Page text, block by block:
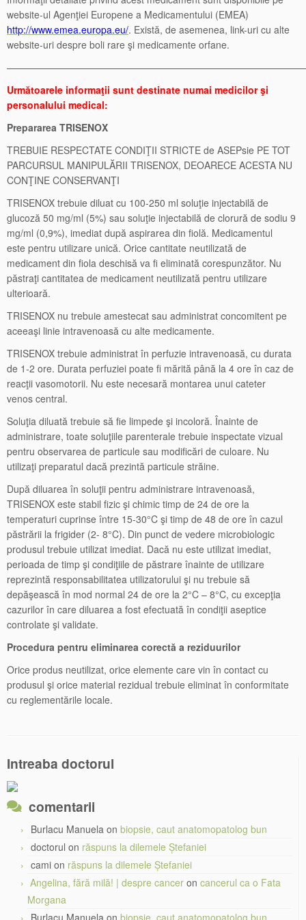
website-ul Agenţiei Europene a Medicamentului (EMEA)
http://www.emea.europa.eu/. Există, de asemenea, link-uri cu alte
website-uri despre boli rare şi medicamente orfane.
Următoarele informaţii sunt destinate numai medicilor şi
personalului medical:
Prepararea TRISENOX
TREBUIE RESPECTATE CONDIŢII STRICTE de ASEPsie PE TOT
PARCURSUL MANIPULĂRII TRISENOX, DEOARECE ACESTA NU
CONŢINE CONSERVANŢI
TRISENOX trebuie diluat cu 100-250 ml soluţie injectabilă de
glucoză 50 mg/ml (5%) sau soluţie injectabilă de clorură de sodiu 9
mg/ml (0,9%), imediat după aspirarea din fiolă. Medicamentul
este pentru utilizare unică. Orice cantitate neutilizată de
medicament din fiola deschisă va fi eliminată corespunzător. Nu
păstraţi cantitatea de medicament neutilizată pentru utilizare
ulterioară.
TRISENOX nu trebuie amestecat sau administrat concomitent pe
aceeaşi linie intravenoasă cu alte medicamente.
TRISENOX trebuie administrat în perfuzie intravenoasă, cu durata
de 1-2 ore. Durata perfuziei poate fi mărită până la 4 ore în caz de
reacţii vasomotorii. Nu este necesară montarea unui cateter
venos central.
Soluţia diluată trebuie să fie limpede şi incoloră. Înainte de
administrare, toate soluţiile parenterale trebuie inspectate vizual
pentru observarea de particule sau modificări de culoare. Nu
utilizaţi preparatul dacă prezintă particule străine.
După diluarea în soluţii pentru administrare intravenoasă,
TRISENOX este stabil fizic şi chimic timp de 24 de ore la
temperaturi cuprinse între 15-30°C şi timp de 48 de ore în cazul
păstrării la frigider (2- 8°C). Din punct de vedere microbiologic
produsul trebuie utilizat imediat. Dacă nu este utilizat imediat,
perioada de timp şi condiţiile de păstrare înainte de utilizare
reprezintă responsabilitatea utilizatorului şi nu trebuie să
depăşească în mod normal 24 de ore la 2°C – 8°C, cu excepţia
cazurilor în care diluarea a fost efectuată în condiţii aseptice
controlate şi validate.
Procedura pentru eliminarea corectă a reziduurilor
Orice produs neutilizat, orice elemente care vin în contact cu
produsul şi orice material rezidual trebuie eliminat în conformitate
cu reglementările locale.
Intreaba doctorul
comentarii
Burlacu Manuela on biopsie, caut anatomopatolog bun
doctorul on răspuns la dilemele Ștefaniei
cami on răspuns la dilemele Ștefaniei
Angelina, fără milă! | despre cancer on cancerul ca o Fata
Morgana
Burlacu Manuela on biopsie, caut anatomopatolog bun